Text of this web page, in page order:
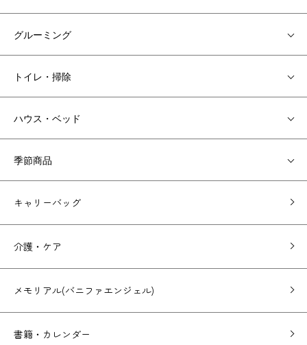
グルーミング
トイレ・掃除
ハウス・ベッド
季節商品
キャリーバッグ
介護・ケア
メモリアル(バニファエンジェル)
書籍・カレンダー